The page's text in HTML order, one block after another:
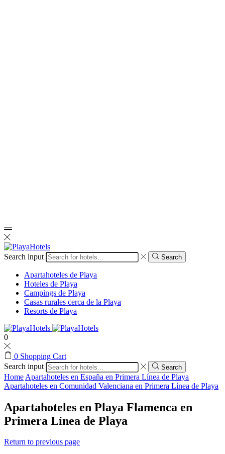
Search input Search
Apartahoteles de Playa
Hoteles de Playa
Campings de Playa
Casas rurales cerca de la Playa
Resorts de Playa
0
0 Shopping Cart
Search input
Search
Home Apartahoteles en España en Primera Línea de Playa
Apartahoteles en Comunidad Valenciana en Primera Línea de Playa
Apartahoteles en Playa Flamenca en
Primera Línea de Playa
Return to previous page